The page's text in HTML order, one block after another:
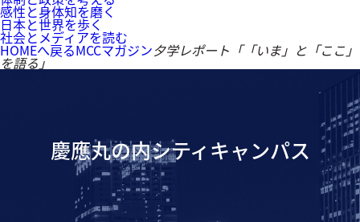
感性と身体知を磨く
日本と世界を歩く
社会とメディアを読む
HOMEへ戻るMCCマガジン夕学レポート「「いま」と「ここ」
を語る」
慶應丸の内シティキャンパス